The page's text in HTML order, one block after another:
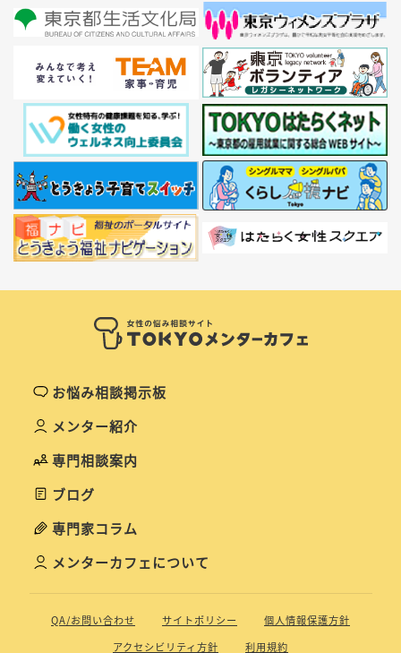
お悩み相談掲示板
メンター紹介
専門相談案内
ブログ
専門家コラム
メンターカフェについて
QA/お問い合わせ サイトポリシー
個人情報保護方針
アクセシビリティ方針
利用規約